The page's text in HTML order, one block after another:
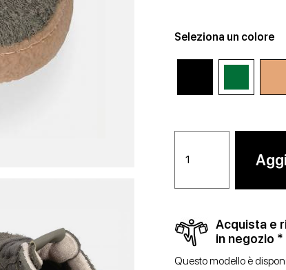
Seleziona un colore
Acquista e
in negozio *
Questo modello è